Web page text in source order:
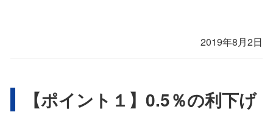
2019年8月2日
【ポイント１】0.5％の利下げ